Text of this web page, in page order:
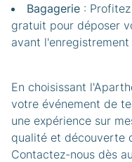
Bagagerie :
gratuit pour déposer
avant
En choisissant
votre événement de
une expérience sur
qualité et découverte
Contactez-nous dès